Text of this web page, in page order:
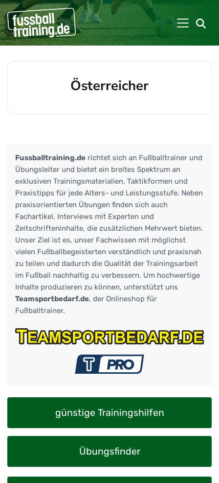
Österreicher
Fussballtraining.de richtet sich an Fußballtrainer und
Übungsleiter und bietet ein breites Spektrum an
exklusiven Trainingsmaterialien, Taktikformen und
Praxistipps für jede Alters- und Leistungsstufe. Neben
praxisorientierten Übungen finden sich auch
Fachartikel, Interviews mit Experten und
Zeitschrifteninhalte, die zusätzlichen Mehrwert bieten.
Unser Ziel ist es, unser Fachwissen mit möglichst
vielen Fußballbegeisterten verständlich und praxisnah
zu teilen und dadurch die Qualität der Trainingsarbeit
im Fußball nachhaltig zu verbessern. Um hochwertige
Inhalte produzieren zu können, unterstützt uns
Teamsportbedarf.de, der Onlineshop für
Fußballtrainer.
günstige Trainingshilfen
Übungsfinder